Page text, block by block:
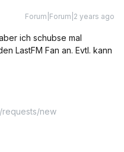
Forum|Forum|2 years ago
ich schubse mal
LastFM Fan an. Evtl. kann
new